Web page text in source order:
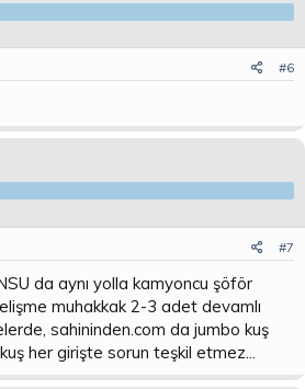
#6
#7
da aynı yolla kamyoncu şöför
muhakkak 2-3 adet devamlı
sahininden.com da jumbo kuş
her girişte sorun teşkil etmez...